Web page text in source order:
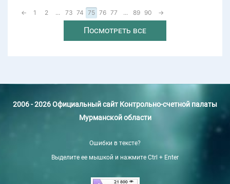
← 1 2 ... 73 74 75 76 77 ... 89 90 →
Посмотреть все
2006 - 2026 Официальный сайт Контрольно-счетной палаты
Мурманской области
Ошибки в тексте?
Выделите ее мышкой и нажмите Ctrl + Enter